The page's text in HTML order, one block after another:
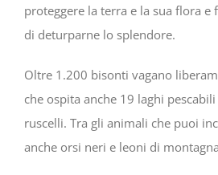
proteggere la terra e la sua flora e
di deturparne lo splendore.
Oltre 1.200 bisonti vagano
che ospita anche 19 laghi
ruscelli. Tra gli animali che puoi
anche orsi neri e leoni di